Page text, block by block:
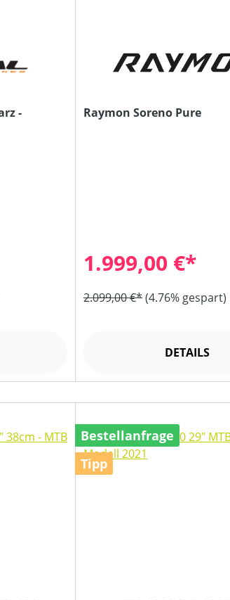
- Raymon Soreno Pure
1.999,00 €*
2.099,00 €*(4.76% gespart)
DETAILS
Bestellanfrage
Tipp